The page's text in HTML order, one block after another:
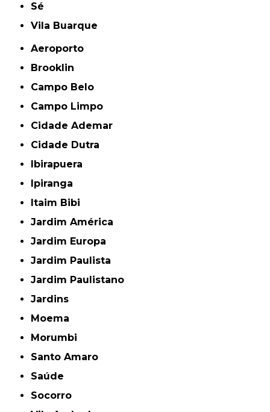
Sé
Vila Buarque
Aeroporto
Brooklin
Campo Belo
Campo Limpo
Cidade Ademar
Cidade Dutra
Ibirapuera
Ipiranga
Itaim Bibi
Jardim América
Jardim Europa
Jardim Paulista
Jardim Paulistano
Jardins
Moema
Morumbi
Santo Amaro
Saúde
Socorro